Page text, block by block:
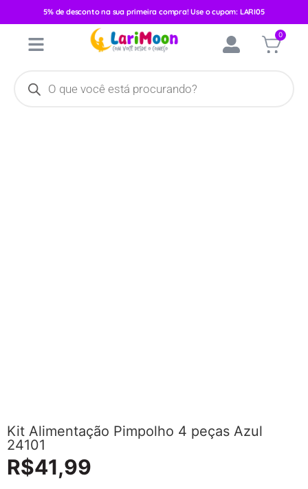
5% de desconto na sua primeira compra! Use o cupom: LARI05
0
Acessórios/ Alimentação/Kit Alimentação
/ Kit
Alimentação Pimpolho 4 peças Azul 24101
Kit Alimentação Pimpolho 4 peças Azul
24101
R$41,99